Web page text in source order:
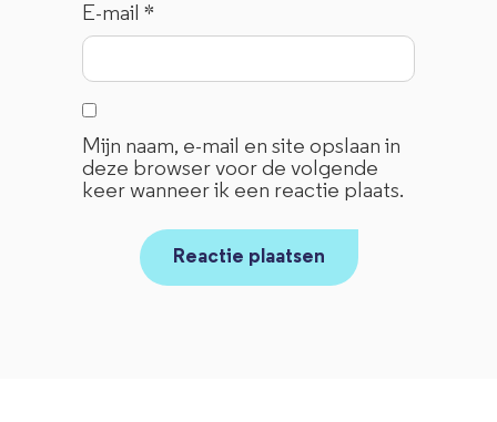
E-mail*
Mijn naam, e-mail en site opslaan in
deze browser voor de volgende
keer wanneer ik een reactie plaats.